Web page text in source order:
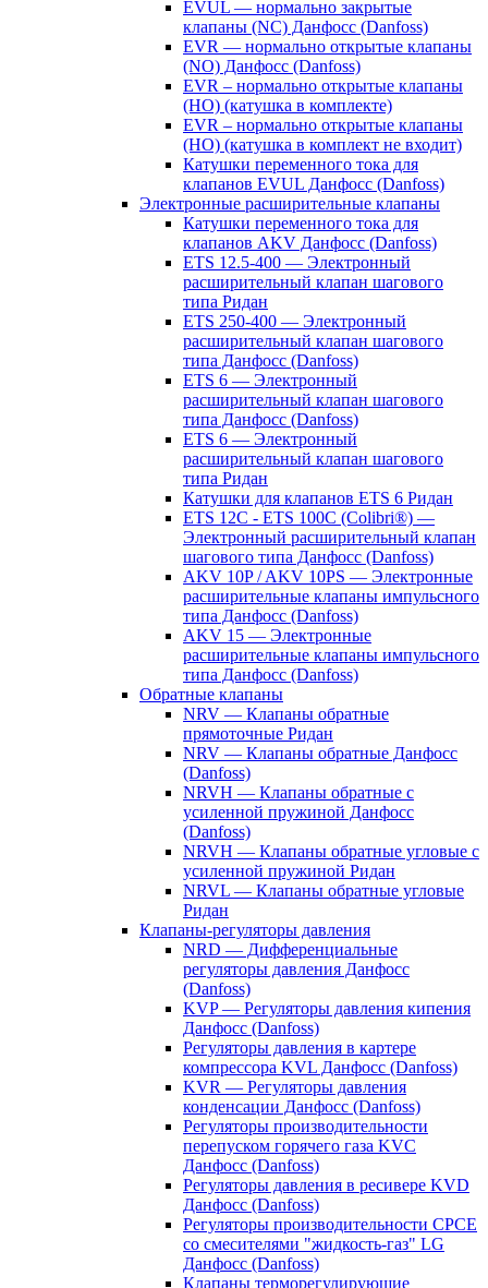
EVUL — нормально закрытые
клапаны (NC) Данфосс (Danfoss)
EVR — нормально открытые клапаны
(NO) Данфосс (Danfoss)
EVR – нормально открытые клапаны
(НО) (катушка в комплекте)
EVR – нормально открытые клапаны
(НО) (катушка в комплект не входит)
Катушки переменного тока для
клапанов EVUL Данфосс (Danfoss)
Электронные расширительные клапаны
Катушки переменного тока для
клапанов AKV Данфосс (Danfoss)
ETS 12.5-400 — Электронный
расширительный клапан шагового
типа Ридан
ETS 250-400 — Электронный
расширительный клапан шагового
типа Данфосс (Danfoss)
ETS 6 — Электронный
расширительный клапан шагового
типа Данфосс (Danfoss)
ETS 6 — Электронный
расширительный клапан шагового
типа Ридан
Катушки для клапанов ETS 6 Ридан
ETS 12C - ETS 100C (Colibri®) —
Электронный расширительный клапан
шагового типа Данфосс (Danfoss)
AKV 10P / AKV 10PS — Электронные
расширительные клапаны импульсного
типа Данфосс (Danfoss)
AKV 15 — Электронные
расширительные клапаны импульсного
типа Данфосс (Danfoss)
Обратные клапаны
NRV — Клапаны обратные
прямоточные Ридан
NRV — Клапаны обратные Данфосс
(Danfoss)
NRVH — Клапаны обратные с
усиленной пружиной Данфосс
(Danfoss)
NRVH — Клапаны обратные угловые с
усиленной пружиной Ридан
NRVL — Клапаны обратные угловые
Ридан
Клапаны-регуляторы давления
NRD — Дифференциальные
регуляторы давления Данфосс
(Danfoss)
KVP — Регуляторы давления кипения
Данфосс (Danfoss)
Регуляторы давления в картере
компрессора KVL Данфосс (Danfoss)
KVR — Регуляторы давления
конденсации Данфосс (Danfoss)
Регуляторы производительности
перепуском горячего газа KVC
Данфосс (Danfoss)
Регуляторы давления в ресивере KVD
Данфосс (Danfoss)
Регуляторы производительности CPCE
со смесителями "жидкость-газ" LG
Данфосс (Danfoss)
Клапаны терморегулирующие